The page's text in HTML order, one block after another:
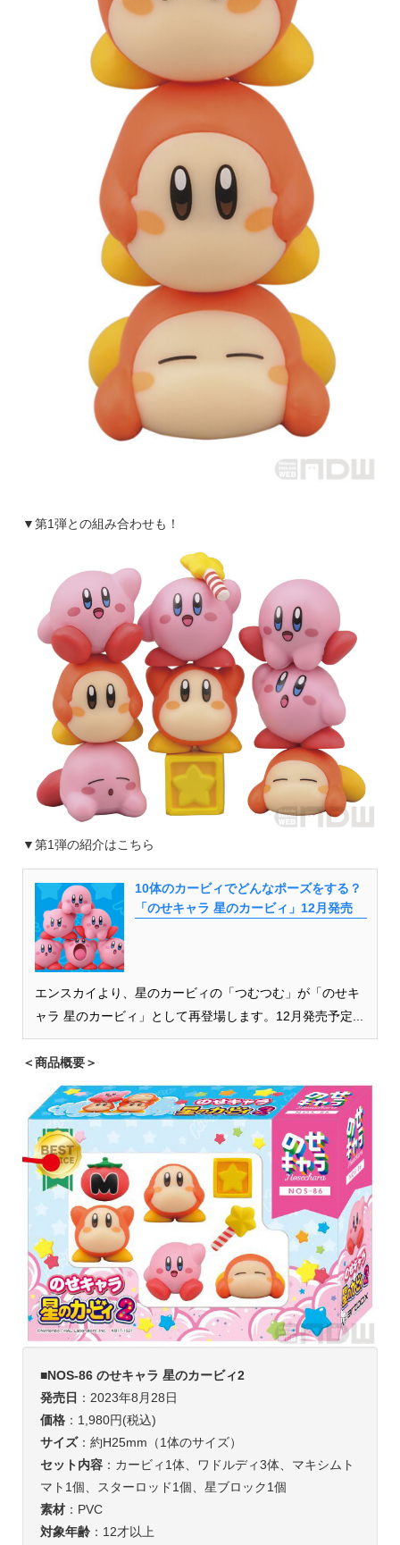
▼第1弾との組み合わせも！
▼第1弾の紹介はこちら
10体のカービィでどんなポーズをする？
「のせキャラ 星のカービィ」12月発売
エンスカイより、星のカービィの「つむつむ」が「のせキ
ャラ 星のカービィ」として再登場します。12月発売予定...
＜商品概要＞
■NOS-86 のせキャラ 星のカービィ2
発売日 ：2023年8月28日
価格：1,980円(税込)
サイズ：約H25mm（1体のサイズ）
セット内容：カービィ1体、ワドルディ3体、マキシムト
マト1個、スターロッド1個、星ブロック1個
素材：PVC
対象年齢：12才以上